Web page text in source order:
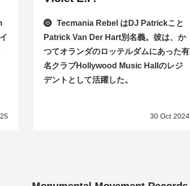
Tecmania Rebel はDJ Patrickこと
Patrick Van Der Hart別名義。彼は、か
つてオランダのロッテルダムにあった有
名クラブHollywood Music Hallのレジ
デントとして活躍した。
30 Oct 2024